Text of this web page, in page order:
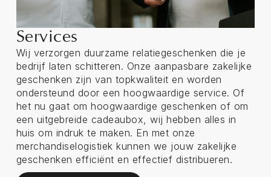
Services
Wij verzorgen duurzame relatiegeschenken die je
bedrijf laten schitteren. Onze aanpasbare zakelijke
geschenken zijn van topkwaliteit en worden
ondersteund door een hoogwaardige service. Of
het nu gaat om hoogwaardige geschenken of om
een uitgebreide cadeaubox, wij hebben alles in
huis om indruk te maken. En met onze
merchandiselogistiek kunnen we jouw zakelijke
geschenken efficiënt en effectief distribueren.